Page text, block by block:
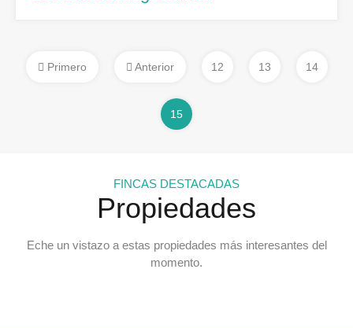
Primero Anterior 12 13 14
15
FINCAS DESTACADAS
Propiedades
Eche un vistazo a estas propiedades más interesantes del
momento.